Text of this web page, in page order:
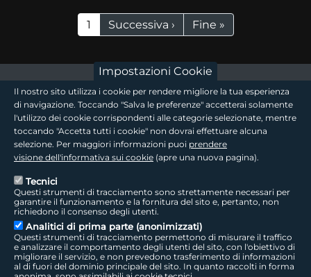
Paginazione
Pagina attuale
1 Pagina successiva
Successiva › Ultima pagina
Fine »
footer - sezione logo 1
footer - sezione logo2
footer - sezione link utili
Seguici sui social
LepidaTV | Accessibilità | Cookie | Privacy | Social Media Policy
Impostazioni Cookie
Il nostro sito utilizza i cookie per rendere migliore la tua esperienza
di navigazione. Toccando "Salva le preferenze" accetterai solamente
l'utilizzo dei cookie corrispondenti alle categorie selezionate, mentre
toccando "Accetta tutti i cookie" non dovrai effettuare alcuna
selezione. Per maggiori informazioni puoi prendere
visione dell'informativa sui cookie (apre una nuova pagina).
Tecnici
Questi strumenti di tracciamento sono strettamente necessari per
garantire il funzionamento e la fornitura del sito e, pertanto, non
richiedono il consenso degli utenti.
Analitici di prima parte (anonimizzati)
Questi strumenti di tracciamento permettono di misurare il traffico
e analizzare il comportamento degli utenti del sito, con l'obiettivo di
migliorare il servizio, e non prevedono trasferimento di informazioni
al di fuori del dominio principale del sito. In quanto raccolti in forma